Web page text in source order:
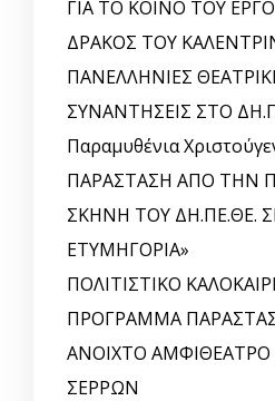
ΓΙΑ ΤΟ ΚΟΙΝΟ ΤΟΥ
ΔΡΑΚΟΣ ΤΟΥ
ΠΑΝΕΛΛΗΝΙΕΣ
ΣΥΝΑΝΤΗΣΕΙΣ ΣΤΟ
Παραμυθένια
ΠΑΡΑΣΤΑΣΗ ΑΠΟ ΤΗΝ
ΣΚΗΝΗ ΤΟΥ ΔΗ.ΠΕ.ΘΕ.
ΕΤΥΜΗΓΟΡΙΑ»
ΠΟΛΙΤΙΣΤΙΚΟ
ΠΡΟΓΡΑΜΜΑ
ΑΝΟΙΧΤΟ ΑΜΦΙΘΕΑΤΡΟ
ΣΕΡΡΩΝ